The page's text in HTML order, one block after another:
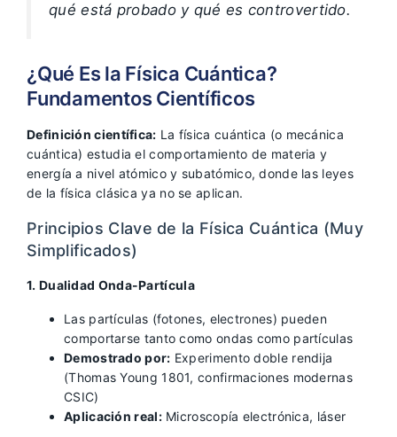
qué está probado y qué es controvertido.
¿Qué Es la Física Cuántica?
Fundamentos Científicos
Definición científica: La física cuántica (o mecánica
cuántica) estudia el comportamiento de materia y
energía a nivel atómico y subatómico, donde las leyes
de la física clásica ya no se aplican.
Principios Clave de la Física Cuántica (Muy
Simplificados)
1. Dualidad Onda-Partícula
Las partículas (fotones, electrones) pueden
comportarse tanto como ondas como partículas
Demostrado por: Experimento doble rendija
(Thomas Young 1801, confirmaciones modernas
CSIC)
Aplicación real:Microscopía electrónica, láser